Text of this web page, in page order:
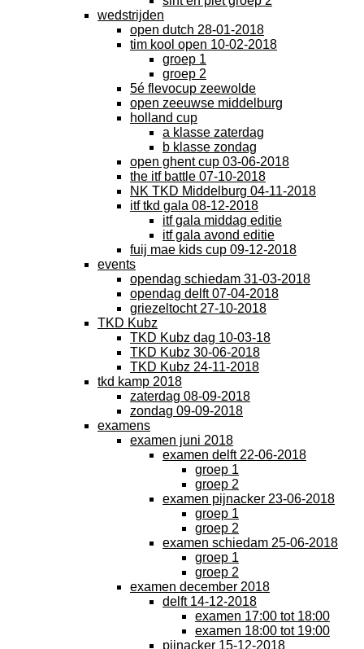
wedstrijden
open dutch 28-01-2018
tim kool open 10-02-2018
groep 1
groep 2
5é flevocup zeewolde
open zeeuwse middelburg
holland cup
a klasse zaterdag
b klasse zondag
open ghent cup 03-06-2018
the itf battle 07-10-2018
NK TKD Middelburg 04-11-2018
itf tkd gala 08-12-2018
itf gala middag editie
itf gala avond editie
fuij mae kids cup 09-12-2018
events
opendag schiedam 31-03-2018
opendag delft 07-04-2018
griezeltocht 27-10-2018
TKD Kubz
TKD Kubz dag 10-03-18
TKD Kubz 30-06-2018
TKD Kubz 24-11-2018
tkd kamp 2018
zaterdag 08-09-2018
zondag 09-09-2018
examens
examen juni 2018
examen delft 22-06-2018
groep 1
groep 2
examen pijnacker 23-06-2018
groep 1
groep 2
examen schiedam 25-06-2018
groep 1
groep 2
examen december 2018
delft 14-12-2018
examen 17:00 tot 18:00
examen 18:00 tot 19:00
pijnacker 15-12-2018